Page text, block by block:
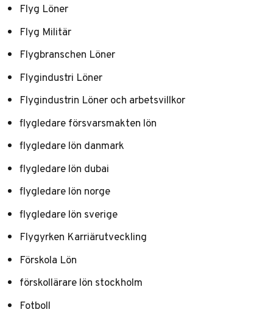
Flyg Löner
Flyg Militär
Flygbranschen Löner
Flygindustri Löner
Flygindustrin Löner och arbetsvillkor
flygledare försvarsmakten lön
flygledare lön danmark
flygledare lön dubai
flygledare lön norge
flygledare lön sverige
Flygyrken Karriärutveckling
Förskola Lön
förskollärare lön stockholm
Fotboll